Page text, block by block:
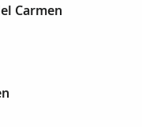
Carmen